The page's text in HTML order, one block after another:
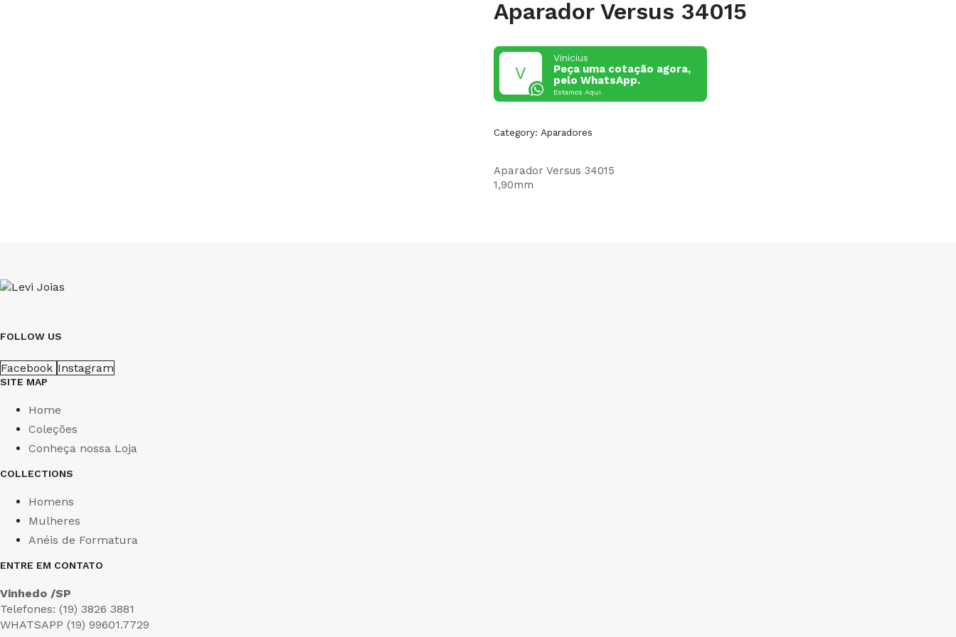
Aparador Versus 34015
Vinicius
Peça uma cotação agora,
pelo WhatsApp.
Estamos Aqui.
Category: Aparadores
Aparador Versus 34015
1,90mm
FOLLOW US
Facebook Instagram
SITE MAP
Home
Coleções
Conheça nossa Loja
COLLECTIONS
Homens
Mulheres
Anéis de Formatura
ENTRE EM CONTATO
Vinhedo /SP
Telefones: (19) 3826 3881
WHATSAPP (19) 99601.7729